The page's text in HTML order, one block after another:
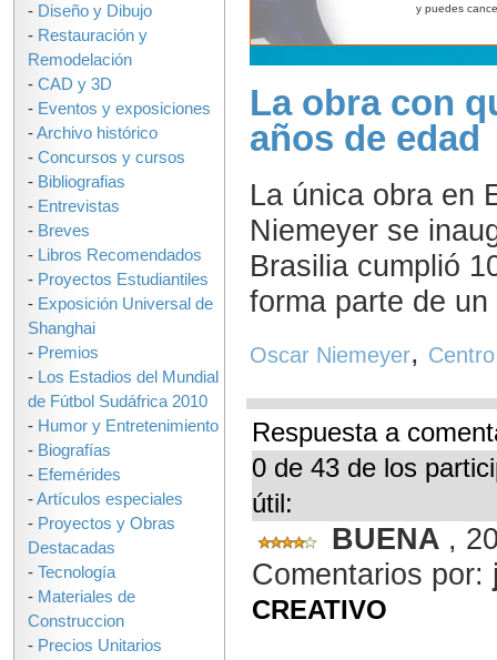
La obra con
años de edad
La única obra en
Niemeyer se
Brasilia cumplió
forma parte de
Oscar Niemeyer,
Respuesta a
0 de 43 de los
útil:
BUENA ,
Comentarios por:
CREATIVO
y puedes
- Diseño y Dibujo
- Restauración y
Remodelación
- CAD y 3D
- Eventos y exposiciones
-Archivo histórico
- Concursos y cursos
- Bibliografias
- Entrevistas
- Breves
- Libros Recomendados
- Proyectos Estudiantiles
- Exposición Universal de
Shanghai
- Premios
- Los Estadios del Mundial
de Fútbol Sudáfrica 2010
- Humor y Entretenimiento
- Biografías
- Efemérides
-Artículos especiales
- Proyectos y Obras
Destacadas
- Tecnología
- Materiales de
Construccion
- Precios Unitarios